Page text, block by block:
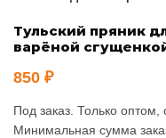
Тульский пряник
варёной
850 ₽
Под заказ. Только оптом,
Минимальная сумма